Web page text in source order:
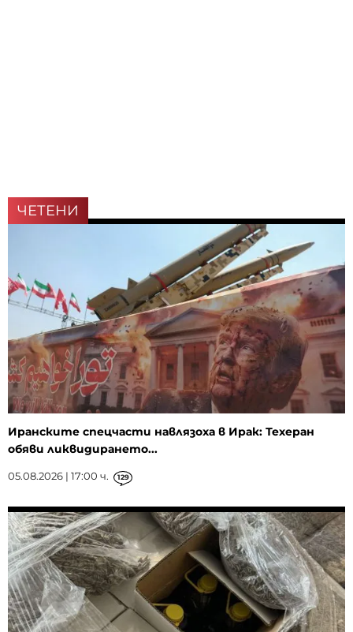
ЧЕТЕНИ
Иранските спецчасти навлязоха в Ирак: Техеран
обяви ликвидирането...
05.08.2026 | 17:00 ч. 129